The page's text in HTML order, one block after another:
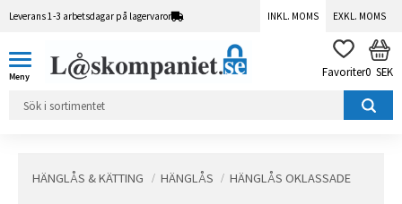
Leverans 1-3 arbetsdagar på lagervaror INKL. MOMS EXKL. MOMS
FAVORITER
0 SEK
HÄNGLÅS & KÄTTING HÄNGLÅS HÄNGLÅS OKLASSADE